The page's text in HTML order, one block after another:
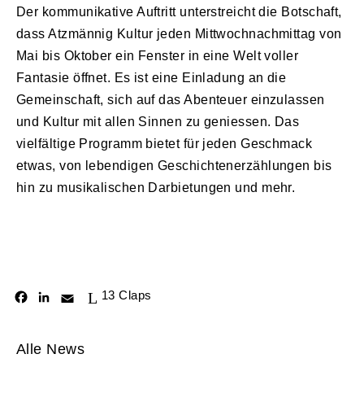
Der kommunikative Auftritt unterstreicht die Botschaft,
dass Atzmännig Kultur jeden Mittwochnachmittag von
Mai bis Oktober ein Fenster in eine Welt voller
Fantasie öffnet. Es ist eine Einladung an die
Gemeinschaft, sich auf das Abenteuer einzulassen
und Kultur mit allen Sinnen zu geniessen. Das
vielfältige Programm bietet für jeden Geschmack
etwas, von lebendigen Geschichtenerzählungen bis
hin zu musikalischen Darbietungen und mehr.
13 Claps
Facebook
LinkedIn
Email
Alle News